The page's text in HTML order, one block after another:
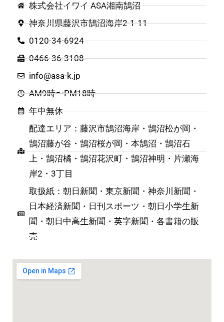
株式会社イワイ ASA湘南鵠沼
神奈川県藤沢市鵠沼海岸2-1-11
0120-34-6924
0466-36-3108
info@asa-k.jp
AM9時〜PM18時
年中無休
配達エリア：藤沢市鵠沼海岸・鵠沼松が岡・
鵠沼藤が谷・鵠沼桜が岡・本鵠沼・鵠沼石
上・鵠沼橘・鵠沼花沢町・鵠沼神明・片瀬海
岸2・3丁目
取扱紙：朝日新聞・東京新聞・神奈川新聞・
日本経済新聞・日刊スポーツ・朝日小学生新
聞・朝日中高生新聞・英字新聞・各書籍の販
売